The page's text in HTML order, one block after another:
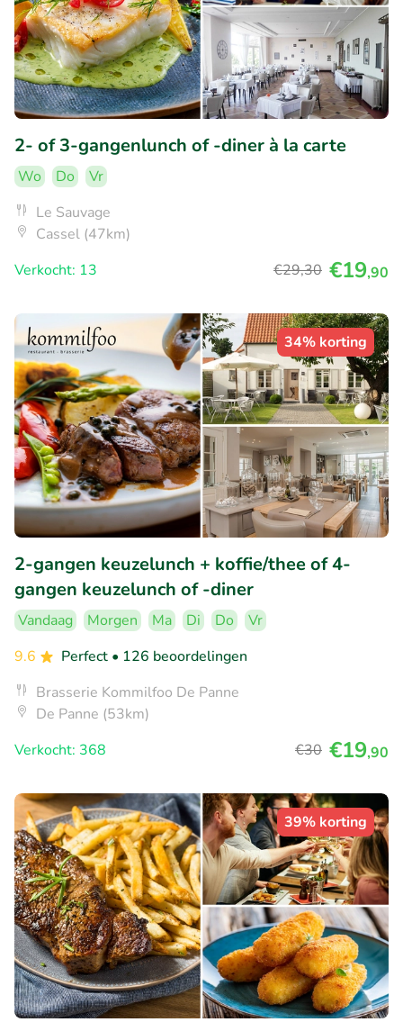
2- of 3-gangenlunch of -diner à la carte
Wo Do
Vr
Le Sauvage
Cassel (47km)
Verkocht: 13
€29,30 €19,90
34% korting
2-gangen keuzelunch + koffie/thee of 4-
gangen keuzelunch of -diner
Vandaag Morgen Ma Di Do
Vr
9.6
Perfect • 126 beoordelingen
Brasserie Kommilfoo De Panne
De Panne (53km)
Verkocht: 368
€30 €19,90
39% korting